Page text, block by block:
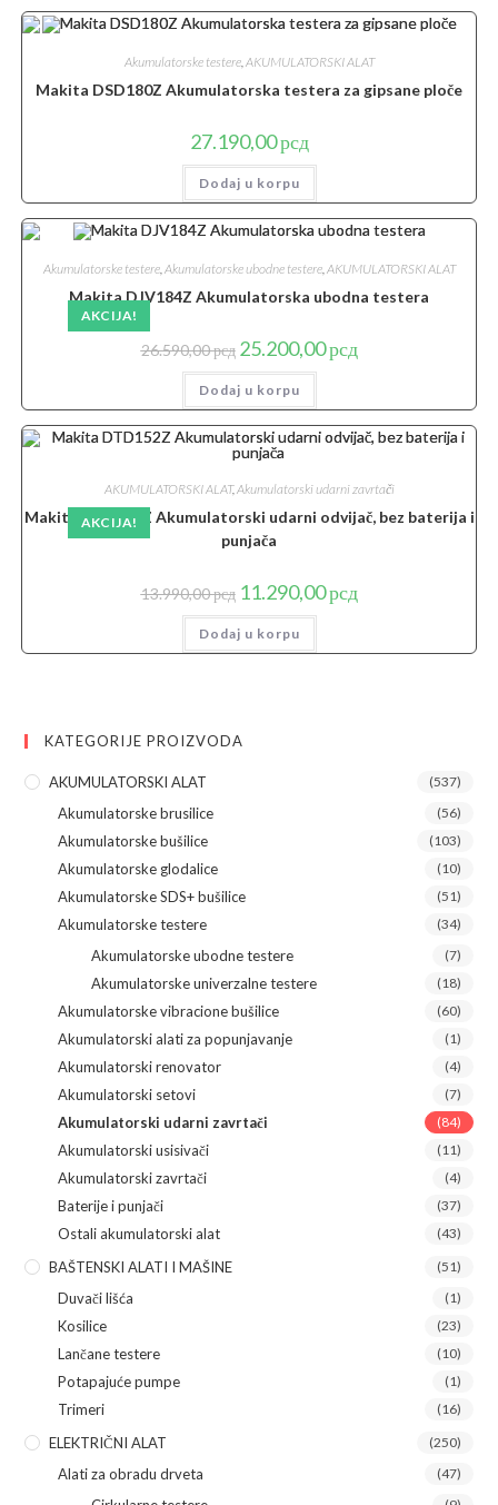
Akumulatorske testere,AKUMULATORSKI ALAT
Makita DSD180Z Akumulatorska testera za gipsane ploče
27.190,00рсд
Dodaj u korpu
AKCIJA!
Akumulatorske testere,Akumulatorske ubodne testere,AKUMULATORSKI ALAT
Makita DJV184Z Akumulatorska ubodna testera
26.590,00рсд Originalna
cena
je
bila:
26.590,00 рсд.
25.200,00рсдTrenutna
cena
Dodaj u korpu
AKCIJA!
AKUMULATORSKI ALAT,Akumulatorski udarni zavrtači
Makita DTD152Z Akumulatorski udarni odvijač, bez baterija i
punjača
13.990,00рсд Originalna
cena
je
bila:
13.990,00 рсд.
11.290,00рсдTrenutna
cena
Dodaj u korpu
KATEGORIJE PROIZVODA
AKUMULATORSKI ALAT (537)
Akumulatorske brusilice (56)
Akumulatorske bušilice (103)
Akumulatorske glodalice (10)
Akumulatorske SDS+ bušilice (51)
Akumulatorske testere (34)
Akumulatorske ubodne testere (7)
Akumulatorske univerzalne testere (18)
Akumulatorske vibracione bušilice (60)
Akumulatorski alati za popunjavanje (1)
Akumulatorski renovator (4)
Akumulatorski setovi (7)
Akumulatorski udarni zavrtači (84)
Akumulatorski usisivači (11)
Akumulatorski zavrtači (4)
Baterije i punjači (37)
Ostali akumulatorski alat (43)
BAŠTENSKI ALATI I MAŠINE (51)
Duvači lišća (1)
Kosilice (23)
Lančane testere (10)
Potapajuće pumpe (1)
Trimeri (16)
ELEKTRIČNI ALAT (250)
Alati za obradu drveta (47)